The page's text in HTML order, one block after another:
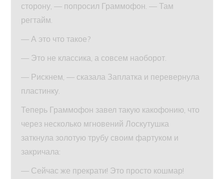
сторону, — попросил Граммофон. — Там
регтайм.
— А это что такое?
— Это не классика, а совсем наоборот.
— Рискнем, — сказала Заплатка и перевернула
пластинку.
Теперь Граммофон завел такую какофонию, что
через несколько мгновений Лоскутушка
заткнула золотую трубу своим фартуком и
закричала:
— Сейчас же прекрати! Это просто кошмар!